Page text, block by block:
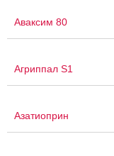
Аваксим 80
Агриппал S1
Азатиоприн